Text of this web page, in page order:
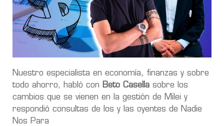
Nuestro especialista en economía, finanzas y sobre
todo ahorro, habló con Beto Casella sobre los
cambios que se vienen en la gestión de Milei y
respondió consultas de los y las oyentes de Nadie
Nos Para